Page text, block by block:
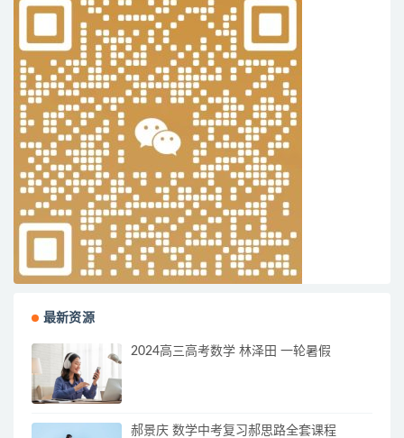
最新资源
2024高三高考数学 林泽田 一轮暑假
郝景庆 数学中考复习郝思路全套课程